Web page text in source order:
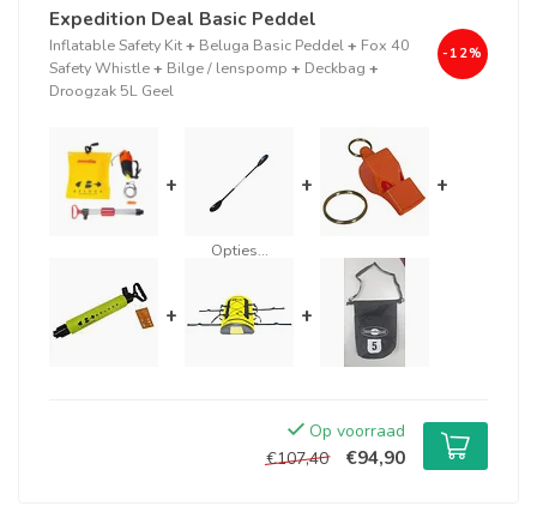
Expedition Deal Basic Peddel
Inflatable Safety Kit+ Beluga Basic Peddel+ Fox 40
Safety Whistle+ Bilge / lenspomp + Deckbag +
Droogzak 5L Geel
-12%
+
Opties...
+ +
+ +
Op voorraad
€107,40
€94,90